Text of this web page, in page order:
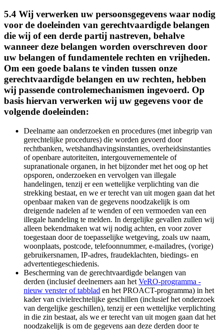
5.4 Wij verwerken uw persoonsgegevens waar nodig
voor de doeleinden van gerechtvaardigde belangen
die wij of een derde partij nastreven, behalve
wanneer deze belangen worden overschreven door
uw belangen of fundamentele rechten en vrijheden.
Om een goede balans te vinden tussen onze
gerechtvaardigde belangen en uw rechten, hebben
wij passende controlemechanismen ingevoerd. Op
basis hiervan verwerken wij uw gegevens voor de
volgende doeleinden:
Deelname aan onderzoeken en procedures (met inbegrip van
gerechtelijke procedures) die worden gevoerd door
rechtbanken, wetshandhavingsinstanties, overheidsinstanties
of openbare autoriteiten, intergouvernementele of
supranationale organen, in het bijzonder met het oog op het
opsporen, onderzoeken en vervolgen van illegale
handelingen, tenzij er een wettelijke verplichting van die
strekking bestaat, en we er terecht van uit mogen gaan dat het
openbaar maken van de gegevens noodzakelijk is om
dreigende nadelen af te wenden of een vermoeden van een
illegale handeling te melden. In dergelijke gevallen zullen wij
alleen bekendmaken wat wij nodig achten, en voor zover
toegestaan door de toepasselijke wetgeving, zoals uw naam,
woonplaats, postcode, telefoonnummer, e-mailadres, (vorige)
gebruikersnamen, IP-adres, fraudeklachten, biedings- en
advertentiegeschiedenis.
Bescherming van de gerechtvaardigde belangen van
derden (inclusief deelnemers aan het VeRO-programma -
nieuw venster of tabblad en het PROACT-programma) in het
kader van civielrechtelijke geschillen (inclusief het onderzoek
van dergelijke geschillen), tenzij er een wettelijke verplichting
in die zin bestaat, als we er terecht van uit mogen gaan dat het
noodzakelijk is om de gegevens aan deze derden door te